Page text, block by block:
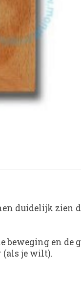
duidelijk zien
beweging en
(als je wilt).